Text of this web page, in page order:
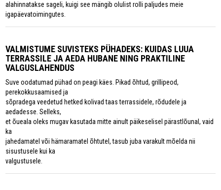
alahinnatakse sageli, kuigi see mängib olulist rolli paljudes meie
igapäevatoimingutes.
VALMISTUME SUVISTEKS PÜHADEKS: KUIDAS LUUA
TERRASSILE JA AEDA HUBANE NING PRAKTILINE
VALGUSLAHENDUS
Suve oodatumad pühad on peagi käes. Pikad õhtud, grillipeod,
perekokkusaamised ja
sõpradega veedetud hetked kolivad taas terrassidele, rõdudele ja
aedadesse. Selleks,
et õueala oleks mugav kasutada mitte ainult päikeselisel pärastlõunal, vaid
ka
jahedamatel või hämaramatel õhtutel, tasub juba varakult mõelda nii
sisustusele kui ka
valgustusele.